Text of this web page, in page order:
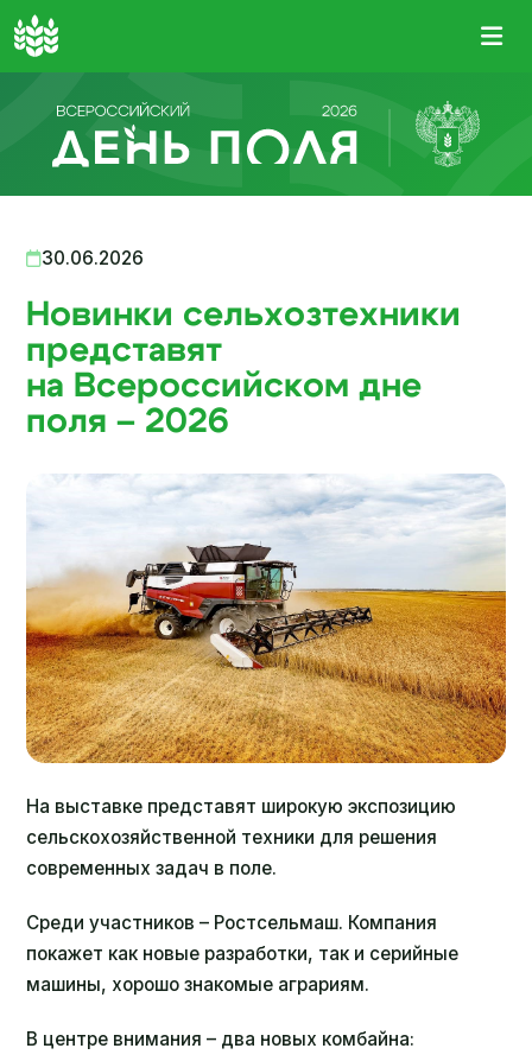
30.06.2026
Новинки сельхозтехники
представят
на Всероссийском дне
поля – 2026
На выставке представят широкую экспозицию
сельскохозяйственной техники для решения
современных задач в поле.
Среди участников – Ростсельмаш. Компания
покажет как новые разработки, так и серийные
машины, хорошо знакомые аграриям.
В центре внимания – два новых комбайна: